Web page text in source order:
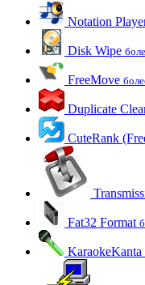
Notation
Disk Wipe
FreeMove
Duplicate
CuteRank
Fat32 Format
KaraokeKanta